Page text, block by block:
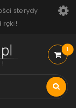
sterydy
ręki!
1